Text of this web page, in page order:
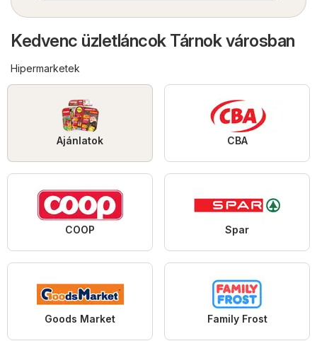
Kedvenc üzletláncok Tárnok városban
Hipermarketek
Ajánlatok CBA
COOP Spar
Goods Market Family Frost